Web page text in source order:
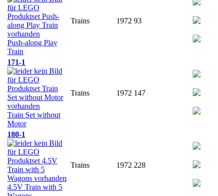
Push-along Play
Train
Trains 1972 93
171-1
Train Set without
Motor
Trains 1972 147
180-1
4.5V Train with 5
Trains 1972 228